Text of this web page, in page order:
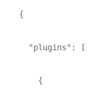
{
"plugins": [
{